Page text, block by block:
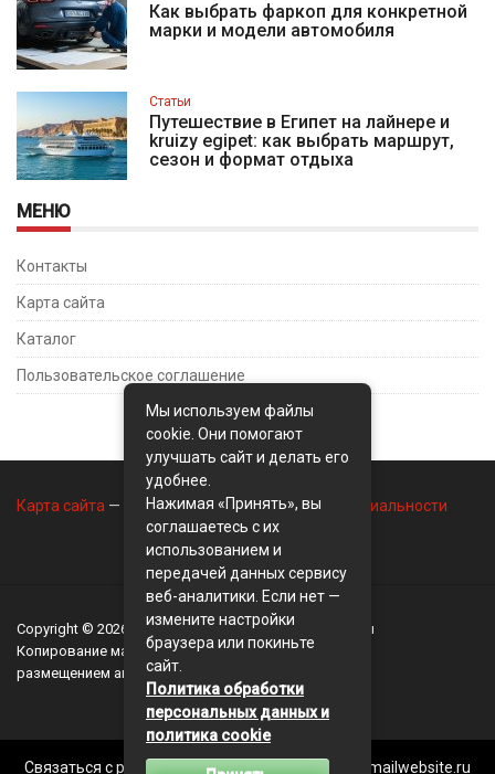
Как выбрать фаркоп для конкретной
марки и модели автомобиля
Статьи
Путешествие в Египет на лайнере и
kruizy egipet: как выбрать маршрут,
сезон и формат отдыха
МЕНЮ
Контакты
Карта сайта
Каталог
Пользовательское соглашение
Карта сайта — Контакты— Политика конфиденциальности
Copyright © 2026 BusinessMix- Экономика и финансы
Копирование материалов разрешается, только с
размещением активной ссылки на сайт
Связаться с редакцией сайта: businessmix.ru@mailwebsite.ru
Мы используем файлы
cookie. Они помогают
улучшать сайт и делать его
удобнее.
Нажимая «Принять», вы
соглашаетесь с их
использованием и
передачей данных сервису
веб-аналитики. Если нет —
измените настройки
браузера или покиньте
сайт.
Политика обработки
персональных данных и
политика cookie